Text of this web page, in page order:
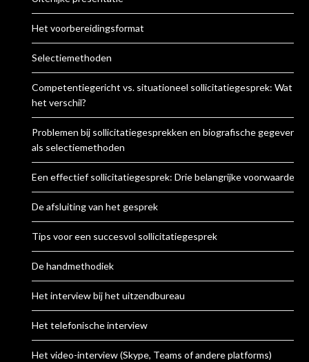
Het voorbereidingsformat
Selectiemethoden
Competentiegericht vs. situationeel sollicitatiegesprek: Wat is
het verschil?
Problemen bij sollicitatiegesprekken en biografische gegevens
als selectiemethoden
Een effectief sollicitatiegesprek: Drie belangrijke voorwaarden
De afsluiting van het gesprek
Tips voor een succesvol sollicitatiegesprek
De handmethodiek
Het interview bij het uitzendbureau
Het telefonische interview
Het video-interview (Skype, Teams of andere platforms)